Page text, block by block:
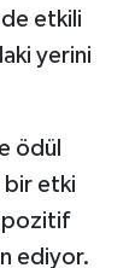
de etkili
yerini
ödül
bir etki
pozitif
ediyor.